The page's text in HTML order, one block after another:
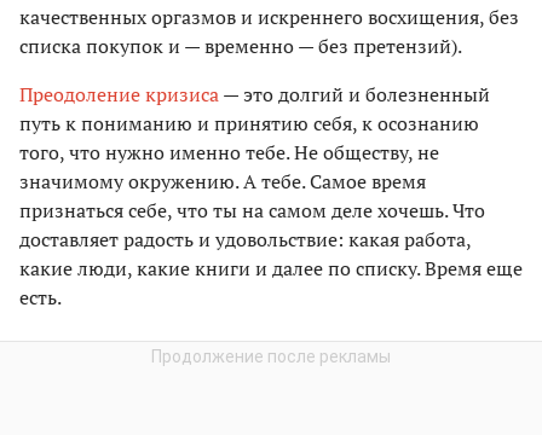
качественных оргазмов и искреннего восхищения, без
списка покупок и — временно — без претензий).
Преодоление кризиса— это долгий и болезненный
путь к пониманию и принятию себя, к осознанию
того, что нужно именно тебе. Не обществу, не
значимому окружению. А тебе. Самое время
признаться себе, что ты на самом деле хочешь. Что
доставляет радость и удовольствие: какая работа,
какие люди, какие книги и далее по списку. Время еще
есть.